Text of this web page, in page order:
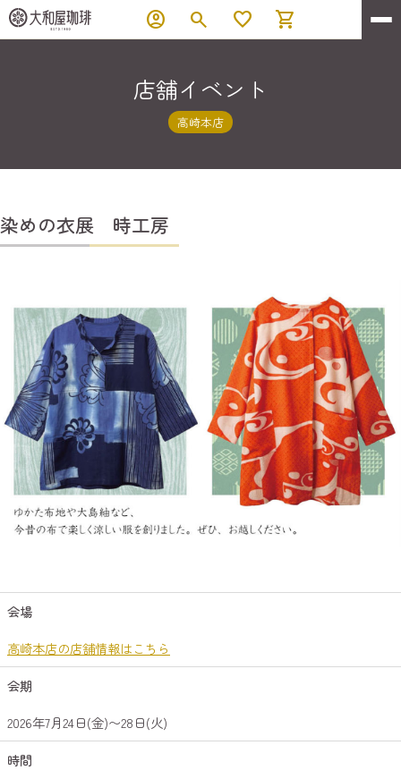
account_circle search favorite shopping_cart
店舗イベント
高崎本店
染めの衣展 時工房
会場
高崎本店の店舗情報はこちら
会期
2026年7月24日(金)〜28日(火)
時間